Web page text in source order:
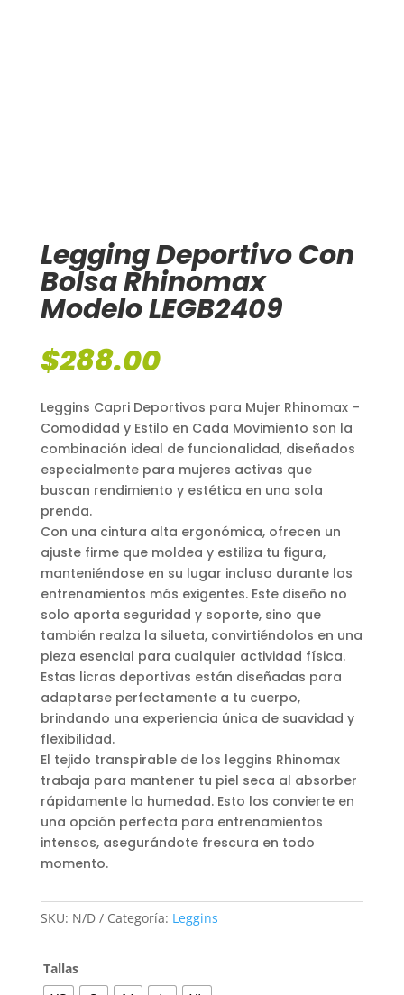
Legging Deportivo Con
Bolsa Rhinomax
Modelo LEGB2409
$288.00
Leggins Capri Deportivos para Mujer Rhinomax –
Comodidad y Estilo en Cada Movimiento son la
combinación ideal de funcionalidad, diseñados
especialmente para mujeres activas que
buscan rendimiento y estética en una sola
prenda.
Con una cintura alta ergonómica, ofrecen un
ajuste firme que moldea y estiliza tu figura,
manteniéndose en su lugar incluso durante los
entrenamientos más exigentes. Este diseño no
solo aporta seguridad y soporte, sino que
también realza la silueta, convirtiéndolos en una
pieza esencial para cualquier actividad física.
Estas licras deportivas están diseñadas para
adaptarse perfectamente a tu cuerpo,
brindando una experiencia única de suavidad y
flexibilidad.
El tejido transpirable de los leggins Rhinomax
trabaja para mantener tu piel seca al absorber
rápidamente la humedad. Esto los convierte en
una opción perfecta para entrenamientos
intensos, asegurándote frescura en todo
momento.
SKU: N/D Categoría: Leggins
Tallas